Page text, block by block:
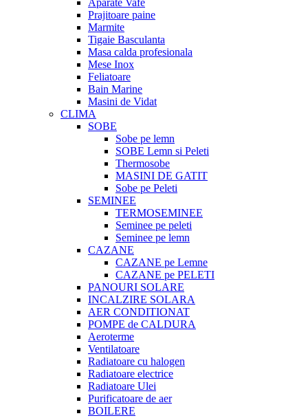
Aparate Vafe
Prajitoare paine
Marmite
Tigaie Basculanta
Masa calda profesionala
Mese Inox
Feliatoare
Bain Marine
Masini de Vidat
CLIMA
SOBE
Sobe pe lemn
SOBE Lemn si Peleti
Thermosobe
MASINI DE GATIT
Sobe pe Peleti
SEMINEE
TERMOSEMINEE
Seminee pe peleti
Seminee pe lemn
CAZANE
CAZANE pe Lemne
CAZANE pe PELETI
PANOURI SOLARE
INCALZIRE SOLARA
AER CONDITIONAT
POMPE de CALDURA
Aeroterme
Ventilatoare
Radiatoare cu halogen
Radiatoare electrice
Radiatoare Ulei
Purificatoare de aer
BOILERE